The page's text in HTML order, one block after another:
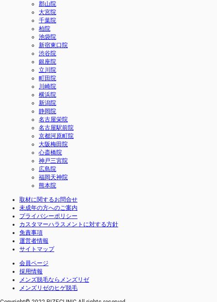
郡山院
大宮院
千葉院
柏院
池袋院
新宿東口院
渋谷院
銀座院
立川院
町田院
川崎院
横浜院
新潟院
静岡院
名古屋栄院
名古屋駅前院
京都河原町院
大阪梅田院
心斎橋院
神戸三宮院
広島院
福岡天神院
熊本院
取材に関するお問合せ
未成年の方へのご案内
プライバシーポリシー
カスタマーハラスメントに対する方針
免責事項
運営者情報
サイトマップ
会員ページ
採用情報
メンズ脱毛ならメンズリゼ
メンズリゼのヒゲ脱毛